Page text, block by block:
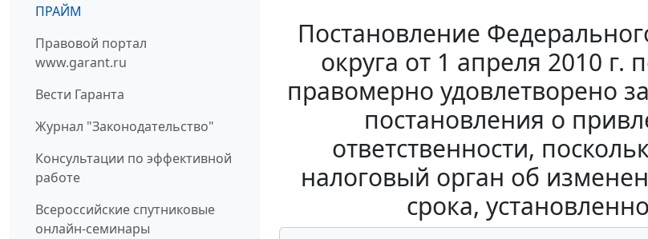
ПРАЙМ
Правовой портал
www.garant.ru
Вести Гаранта
Журнал "Законодательство"
Консультации по эффективной
работе
Всероссийские спутниковые
онлайн-семинары
Постановление
округа от 1 апреля 2010 г.
правомерно удовлетворено
постановления о
ответственности,
налоговый орган об
срока,